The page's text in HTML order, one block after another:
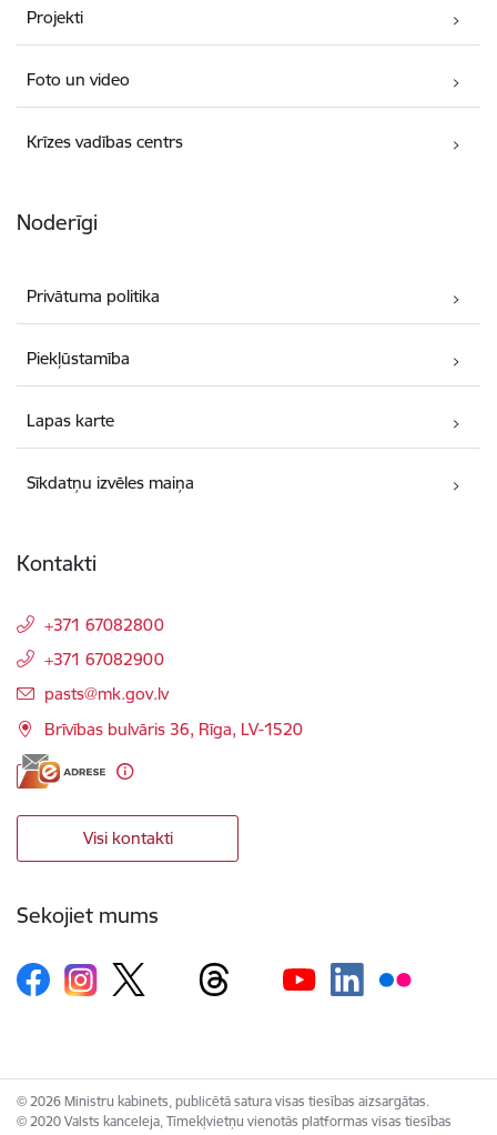
Projekti
Foto un video
Krīzes vadības centrs
Noderīgi
Privātuma politika
Piekļūstamība
Lapas karte
Sīkdatņu izvēles maiņa
Kontakti
+371 67082800
+371 67082900
E-pasts:
pasts@mk.gov.lv
Brīvības bulvāris 36, Rīga, LV-1520
Visi kontakti
Sekojiet mums
© 2026 Ministru kabinets, publicētā satura visas tiesības aizsargātas.
© 2020 Valsts kanceleja, Tīmekļvietņu vienotās platformas visas tiesības